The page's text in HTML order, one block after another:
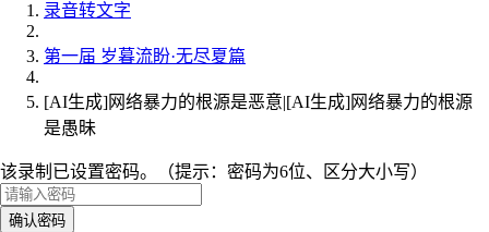
录音转文字
第一届 岁暮流盼·无尽夏篇
[AI生成]网络暴力的根源是恶意|[AI生成]网络暴力的根源
是愚昧
该录制已设置密码。（提示：密码为6位、区分大小写）
确认密码